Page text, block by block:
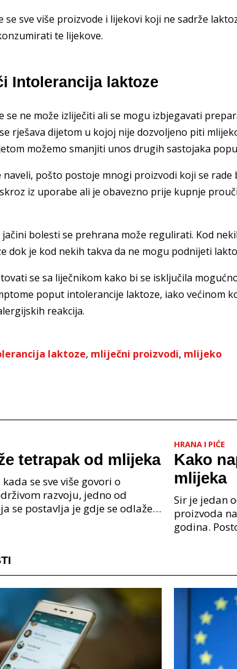
se sve više proizvode i lijekovi koji ne sadrže
te lijekove.
Intolerancija laktoze
se ne može izliječiti ali se mogu izbjegavati
se rješava dijetom u kojoj nije dozvoljeno piti
možemo smanjiti unos drugih sastojaka
naveli, pošto postoje mnogi proizvodi koji se rade
iz uporabe ali je obavezno prije kupnje
bolesti se prehrana može regulirati. Kod
dok je kod nekih takva da ne mogu podnijeti
se sa liječnikom kako bi se isključila
poput intolerancije laktoze, iako većinom
reakcija.
laktoze, mliječni proizvodi, mlijeko
tetrapak od mlijeka
se sve više govori o
razvoju, jedno od
se postavlja je gdje se odlaže
HRANA I PIĆE
Kako
mlijeka
Sir je jedan
proizvoda
godina.